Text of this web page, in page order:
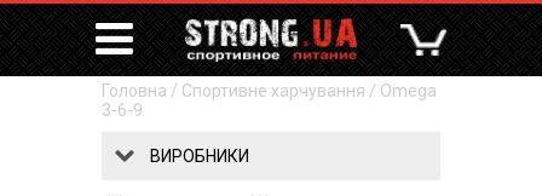
Головна / Спортивне харчування / Omega
3-6-9
ВИРОБНИКИ